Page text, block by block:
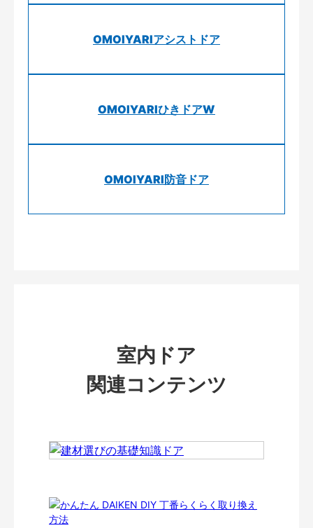
OMOIYARIアシストドア
OMOIYARIひきドアW
OMOIYARI防音ドア
室内ドア
関連コンテンツ